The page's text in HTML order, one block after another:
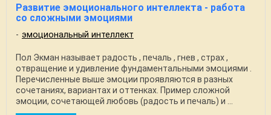
Развитие эмоционального интеллекта - работа
со сложными эмоциями
эмоциональный интеллект
Пол Экман называет радость , печаль , гнев , страх ,
отвращение и удивление фундаментальными эмоциями .
Перечисленные выше эмоции проявляются в разных
сочетаниях, вариантах и оттенках. Пример сложной
эмоции, сочетающей любовь (радость и печаль) и ...